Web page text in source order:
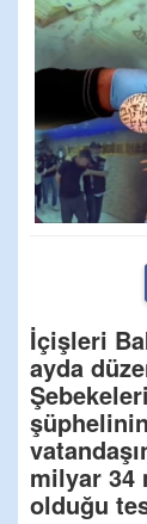
İçişleri
ayda
milyar 34
olduğu